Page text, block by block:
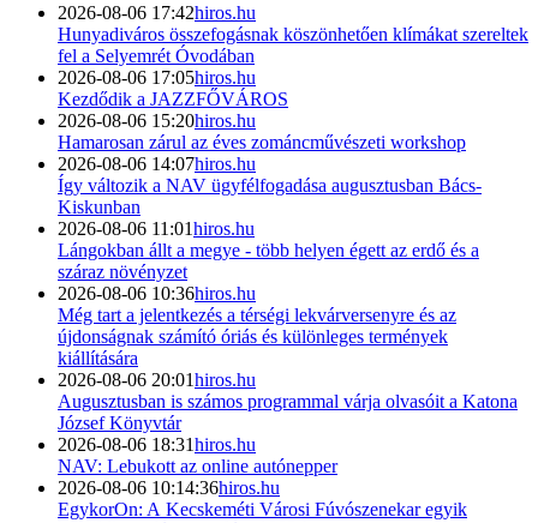
2026-08-06 17:42hiros.hu
Hunyadiváros összefogásnak köszönhetően klímákat szereltek
fel a Selyemrét Óvodában
2026-08-06 17:05hiros.hu
Kezdődik a JAZZFŐVÁROS
2026-08-06 15:20hiros.hu
Hamarosan zárul az éves zománcművészeti workshop
2026-08-06 14:07hiros.hu
Így változik a NAV ügyfélfogadása augusztusban Bács-
Kiskunban
2026-08-06 11:01hiros.hu
Lángokban állt a megye - több helyen égett az erdő és a
száraz növényzet
2026-08-06 10:36hiros.hu
Még tart a jelentkezés a térségi lekvárversenyre és az
újdonságnak számító óriás és különleges termények
kiállítására
2026-08-06 20:01hiros.hu
Augusztusban is számos programmal várja olvasóit a Katona
József Könyvtár
2026-08-06 18:31hiros.hu
NAV: Lebukott az online autónepper
2026-08-06 10:14:36hiros.hu
EgykorOn: A Kecskeméti Városi Fúvószenekar egyik